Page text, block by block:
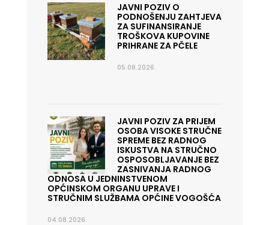
JAVNI POZIV O
PODNOŠENJU ZAHTJEVA
ZA SUFINANSIRANJE
TROŠKOVA KUPOVINE
PRIHRANE ZA PČELE
05.08.2026.
JAVNI POZIV ZA PRIJEM
OSOBA VISOKE STRUČNE
SPREME BEZ RADNOG
ISKUSTVA NA STRUČNO
OSPOSOBLJAVANJE BEZ
ZASNIVANJA RADNOG
ODNOSA U JEDNINSTVENOM
OPĆINSKOM ORGANU UPRAVE I
STRUČNIM SLUŽBAMA OPĆINE VOGOŠĆA
04.08.2026.